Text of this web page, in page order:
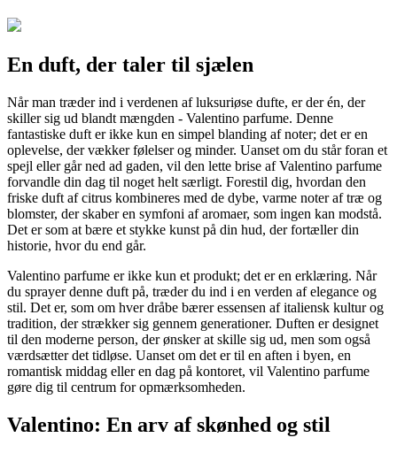
En duft, der taler til sjælen
Når man træder ind i verdenen af luksuriøse dufte, er der én, der
skiller sig ud blandt mængden - Valentino parfume. Denne
fantastiske duft er ikke kun en simpel blanding af noter; det er en
oplevelse, der vækker følelser og minder. Uanset om du står foran et
spejl eller går ned ad gaden, vil den lette brise af Valentino parfume
forvandle din dag til noget helt særligt. Forestil dig, hvordan den
friske duft af citrus kombineres med de dybe, varme noter af træ og
blomster, der skaber en symfoni af aromaer, som ingen kan modstå.
Det er som at bære et stykke kunst på din hud, der fortæller din
historie, hvor du end går.
Valentino parfume er ikke kun et produkt; det er en erklæring. Når
du sprayer denne duft på, træder du ind i en verden af elegance og
stil. Det er, som om hver dråbe bærer essensen af italiensk kultur og
tradition, der strækker sig gennem generationer. Duften er designet
til den moderne person, der ønsker at skille sig ud, men som også
værdsætter det tidløse. Uanset om det er til en aften i byen, en
romantisk middag eller en dag på kontoret, vil Valentino parfume
gøre dig til centrum for opmærksomheden.
Valentino: En arv af skønhed og stil